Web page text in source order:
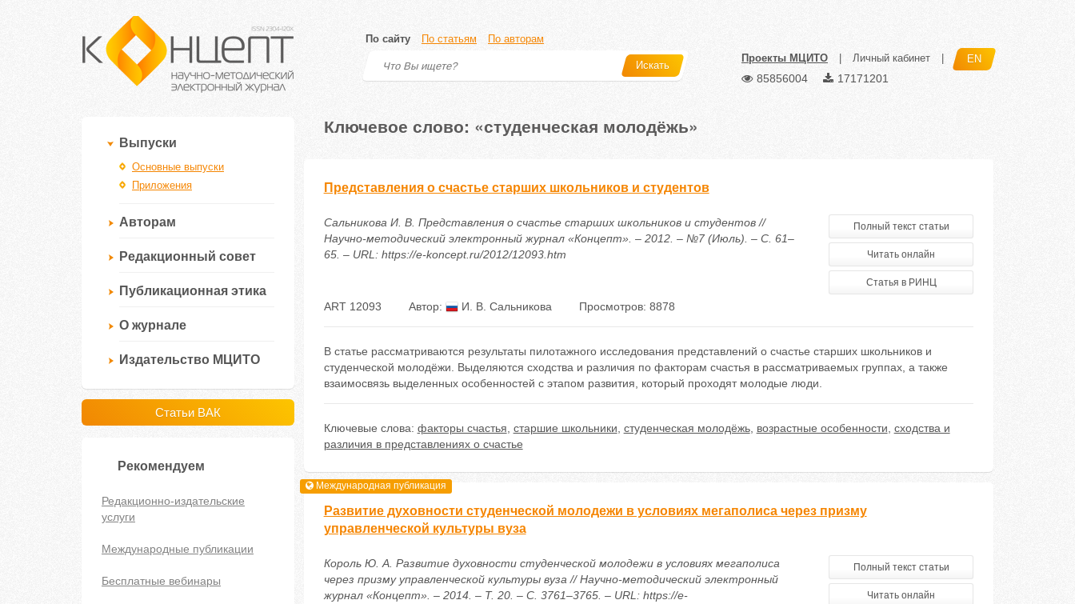
По сайту По статьям По авторам
Искать
Проекты МЦИТО Личный кабинет EN
85856004 17171201
Выпуски
Основные выпуски
Приложения
Авторам
Редакционный совет
Публикационная этика
О журнале
Издательство МЦИТО
Статьи ВАК
Рекомендуем
Редакционно-издательские
услуги
Международные публикации
Бесплатные вебинары
Ключевое слово: «студенческая молодёжь»
Представления о счастье старших школьников и студентов
Сальникова И. В. Представления о счастье старших школьников и студентов //
Научно-методический электронный журнал «Концепт». – 2012. – №7 (Июль). – С. 61–
65. – URL: https://e-koncept.ru/2012/12093.htm
Полный текст статьи
Читать онлайн
Статья в РИНЦ
ART 12093 Автор: И. В. Сальникова Просмотров: 8878
В статье рассматриваются результаты пилотажного исследования представлений о счастье старших школьников и
студенческой молодёжи. Выделяются сходства и различия по факторам счастья в рассматриваемых группах, а также
взаимосвязь выделенных особенностей с этапом развития, который проходят молодые люди.
Ключевые слова: факторы счастья старшие школьники студенческая молодёжь, возрастные особенности сходства и
различия в представлениях о счастье
Международная публикация
Развитие духовности студенческой молодежи в условиях мегаполиса через призму
управленческой культуры вуза
Король Ю. А. Развитие духовности студенческой молодежи в условиях мегаполиса
через призму управленческой культуры вуза // Научно-методический электронный
журнал «Концепт». – 2014. – Т. 20. – С. 3761–3765. – URL: https://e-
Полный текст статьи
Читать онлайн